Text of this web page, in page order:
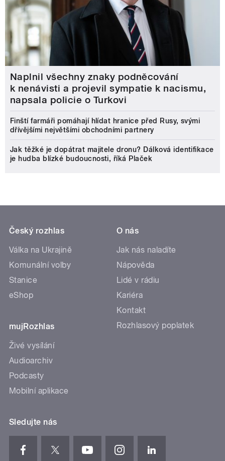
Naplnil všechny znaky podněcování
k nenávisti a projevil sympatie k nacismu,
napsala policie o Turkovi
Finští farmáři pomáhají hlídat hranice před Rusy, svými
dřívějšími největšími obchodními partnery
Jak těžké je dopátrat majitele dronu? Dálková identifikace
je hudba blízké budoucnosti, říká Plaček
Český rozhlas
Válka na Ukrajině
Komunální volby
Stanice
eShop
mujRozhlas
Živé vysílání
Audioarchiv
Podcasty
Mobilní aplikace
O nás
Jak nás naladíte
Nápověda
Lidé v rádiu
Kariéra
Kontakt
Rozhlasový poplatek
Sledujte nás